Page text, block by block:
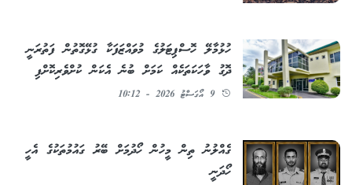
ހުޅުމާލޭ ހޮސްޕިޓަލުގެ މުވައްޒަފަކާ ގުޅޭގޮތުން ފަތުރަނީ
ދޮގު ވާހަކަތަކެއް ކަމަށް ބުނެ އެކަން ކުށްވެރިކޮށްފި
9 އޯގަސްޓު 2026 - 10:12
ގެއްލުނު ތިން މީހުން ހޯދުމަށް ބޭރު ގައުމުތަކުގެ އެހީ
ހޯދަނީ